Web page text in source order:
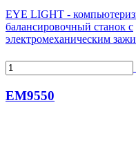
EYE LIGHT -
балансировочный станок с
электромеханическим
EM9550